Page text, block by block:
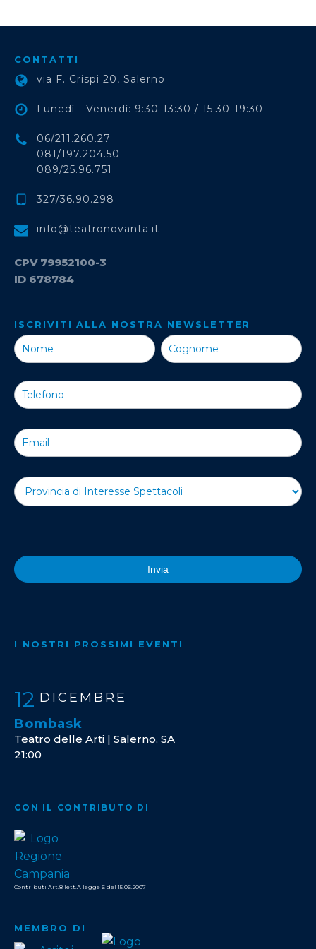
CONTATTI
via F. Crispi 20, Salerno
Lunedì - Venerdì: 9:30-13:30 / 15:30-19:30
06/211.260.27
081/197.204.50
089/25.96.751
327/36.90.298
info@teatronovanta.it
CPV 79952100-3
ID 678784
ISCRIVITI ALLA NOSTRA NEWSLETTER
Iscriviti alla
Invia
I NOSTRI PROSSIMI EVENTI
12 DICEMBRE
Bombask
Teatro delle Arti | Salerno, SA
21:00
CON IL CONTRIBUTO DI
Contributi Art.8 lett.A legge 6 del 15.06.2007
MEMBRO DI